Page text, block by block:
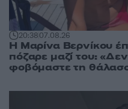
20:3807.08.26
Η Μαρίνα Βερνίκου
πόζαρε μαζί του:
φοβόμαστε τη